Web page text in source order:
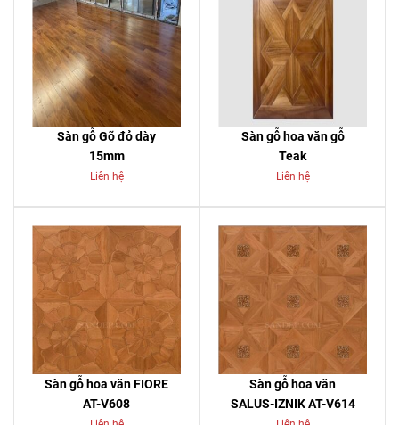
Sàn gỗ Gõ đỏ dày
15mm
Liên hệ
Sàn gỗ hoa văn gỗ
Teak
Liên hệ
Sàn gỗ hoa văn FIORE
AT-V608
Sàn gỗ hoa văn
SALUS-IZNIK AT-V614